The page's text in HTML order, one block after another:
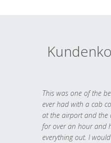
This was one of the
ever had with a cab
at the airport and the
for over an hour and
everything out. I